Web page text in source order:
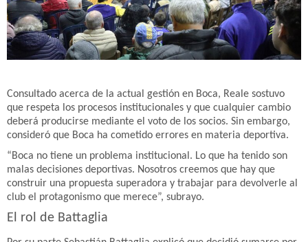
Consultado acerca de la actual gestión en Boca, Reale sostuvo
que respeta los procesos institucionales y que cualquier cambio
deberá producirse mediante el voto de los socios. Sin embargo,
consideró que Boca ha cometido errores en materia deportiva.
“Boca no tiene un problema institucional. Lo que ha tenido son
malas decisiones deportivas. Nosotros creemos que hay que
construir una propuesta superadora y trabajar para devolverle al
club el protagonismo que merece”, subrayo.
El rol de Battaglia